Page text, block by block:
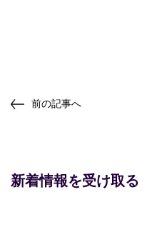
前の記事へ
新着情報を受け取る